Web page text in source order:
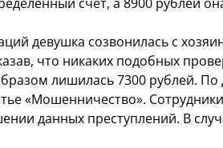
девушка созвонилась с
что никаких подобных
лишилась 7300 рублей. По
«Мошенничество».
данных преступлений. В